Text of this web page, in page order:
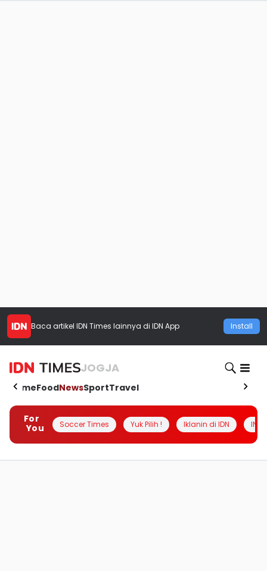
Baca artikel IDN Times lainnya di IDN App Install
JOGJA
HomeFoodNewsSportTravel
For
You
Soccer Times Yuk Pilih ! Iklanin di IDN